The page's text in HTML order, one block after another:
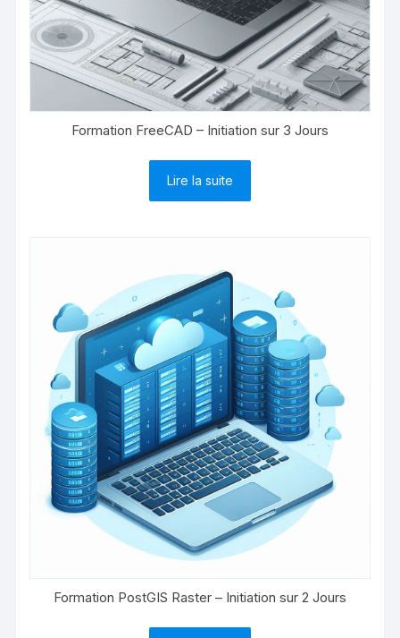
Formation FreeCAD – Initiation sur 3 Jours
Lire la suite
Formation PostGIS Raster – Initiation sur 2 Jours